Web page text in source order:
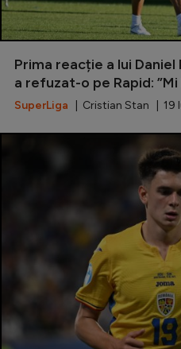
JO 2026
Intră în cont
Creează cont
Prima reacție a lui Daniel
a refuzat-o pe Rapid:
SuperLiga | Cristian Stan | 19